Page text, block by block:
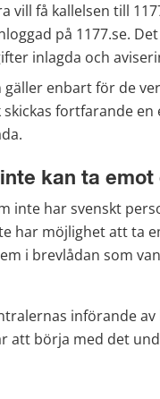
vill få kallelsen till
på 1177.se.
inlagda och
gäller enbart för de
fortfarande
kan ta
inte har svenskt
har möjlighet att ta
i brevlådan som
införande
att börja med det